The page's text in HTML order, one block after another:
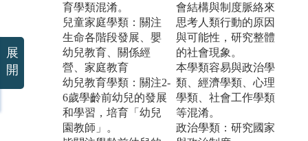
育學類混淆。
兒童家庭學類：關注
生命各階段發展、嬰
幼兒教育、關係經
營、家庭教育
幼兒教育學類：關注2-
6歲學齡前幼兒的發展
和學習，培育「幼兒
園教師」。
會結構與制度脈絡來
思考人類行動的原因
與可能性，研究整體
的社會現象。
本學類容易與政治學
類、經濟學類、心理
學類、社會工作學類
等混淆。
政治學類：研究國家
展
開